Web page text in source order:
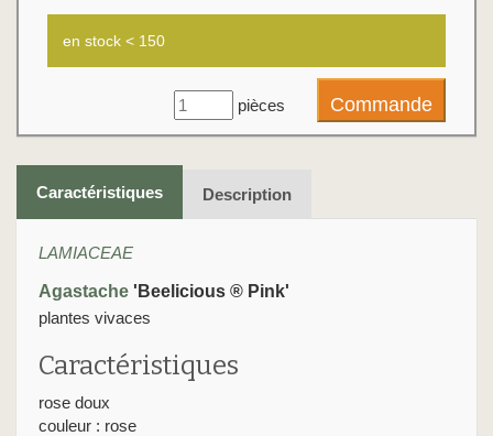
en stock < 150
pièces
Caractéristiques Description
LAMIACEAE
Agastache 'Beelicious ® Pink'
plantes vivaces
Caractéristiques
rose doux
couleur : rose